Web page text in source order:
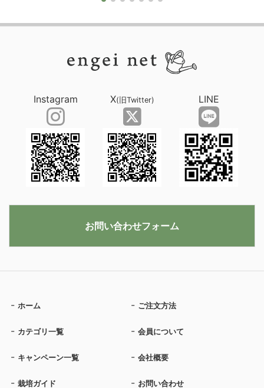
ホーム ご注文方法
カテゴリ一覧 会員について
キャンペーン一覧 会社概要
栽培ガイド お問い合わせ
Instagram X(旧Twitter) LINE
お問い合わせフォーム